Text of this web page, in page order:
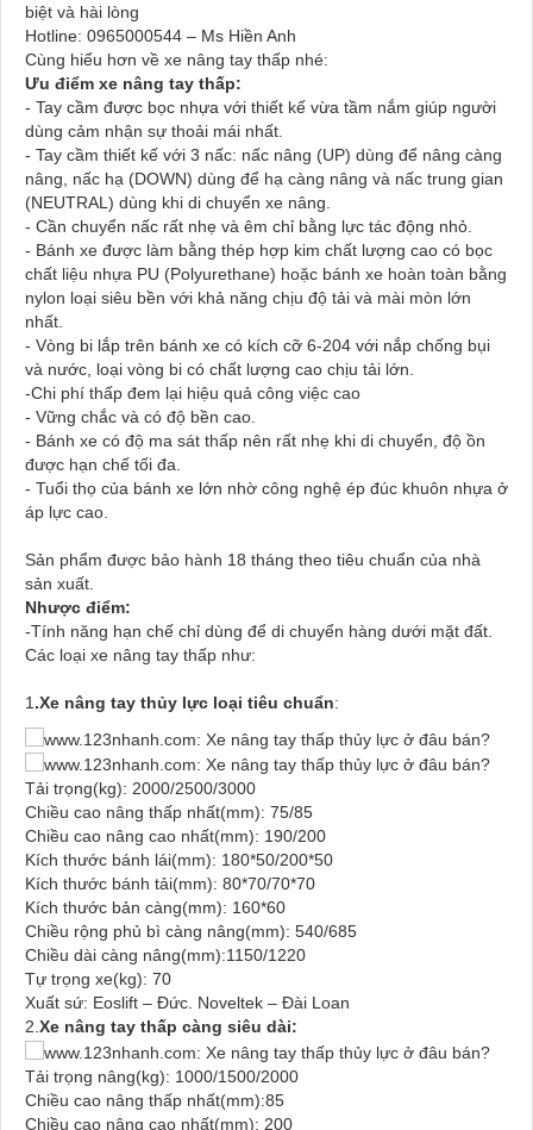
biệt và hài lòng
Hotline: 0965000544 – Ms Hiền Anh
Cùng hiểu hơn về xe nâng tay thấp nhé:
Ưu điểm xe nâng tay thấp:
- Tay cầm được bọc nhựa với thiết kế vừa tầm nắm giúp người
dùng cảm nhận sự thoải mái nhất.
- Tay cầm thiết kế với 3 nấc: nấc nâng (UP) dùng để nâng càng
nâng, nấc hạ (DOWN) dùng để hạ càng nâng và nấc trung gian
(NEUTRAL) dùng khi di chuyển xe nâng.
- Cần chuyển nấc rất nhẹ và êm chỉ bằng lực tác động nhỏ.
- Bánh xe được làm bằng thép hợp kim chất lượng cao có bọc
chất liệu nhựa PU (Polyurethane) hoặc bánh xe hoàn toàn bằng
nylon loại siêu bền với khả năng chịu độ tải và mài mòn lớn
nhất.
- Vòng bi lắp trên bánh xe có kích cỡ 6-204 với nắp chống bụi
và nước, loại vòng bi có chất lượng cao chịu tải lớn.
-Chi phí thấp đem lại hiệu quả công việc cao
- Vững chắc và có độ bền cao.
- Bánh xe có độ ma sát thấp nên rất nhẹ khi di chuyển, độ ồn
được hạn chế tối đa.
- Tuổi thọ của bánh xe lớn nhờ công nghệ ép đúc khuôn nhựa ở
áp lực cao.
Sản phẩm được bảo hành 18 tháng theo tiêu chuẩn của nhà
sản xuất.
Nhược điểm:
-Tính năng hạn chế chỉ dùng để di chuyển hàng dưới mặt đất.
Các loại xe nâng tay thấp như:
1 .Xe nâng tay thủy lực loại tiêu chuẩn:
Tải trọng(kg): 2000/2500/3000
Chiều cao nâng thấp nhất(mm): 75/85
Chiều cao nâng cao nhất(mm): 190/200
Kích thước bánh lái(mm): 180*50/200*50
Kích thước bánh tải(mm): 80*70/70*70
Kích thước bản càng(mm): 160*60
Chiều rộng phủ bì càng nâng(mm): 540/685
Chiều dài càng nâng(mm):1150/1220
Tự trọng xe(kg): 70
Xuất sứ: Eoslift – Đức. Noveltek – Đài Loan
2.Xe nâng tay thấp càng siêu dài:
Tải trọng nâng(kg): 1000/1500/2000
Chiều cao nâng thấp nhất(mm):85
Chiều cao nâng cao nhất(mm): 200